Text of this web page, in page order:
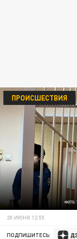
ФОТО:
ПРОИСШЕСТВИЯ
20 ИЮНЯ 12:55
ПОДПИШИТЕСЬ: